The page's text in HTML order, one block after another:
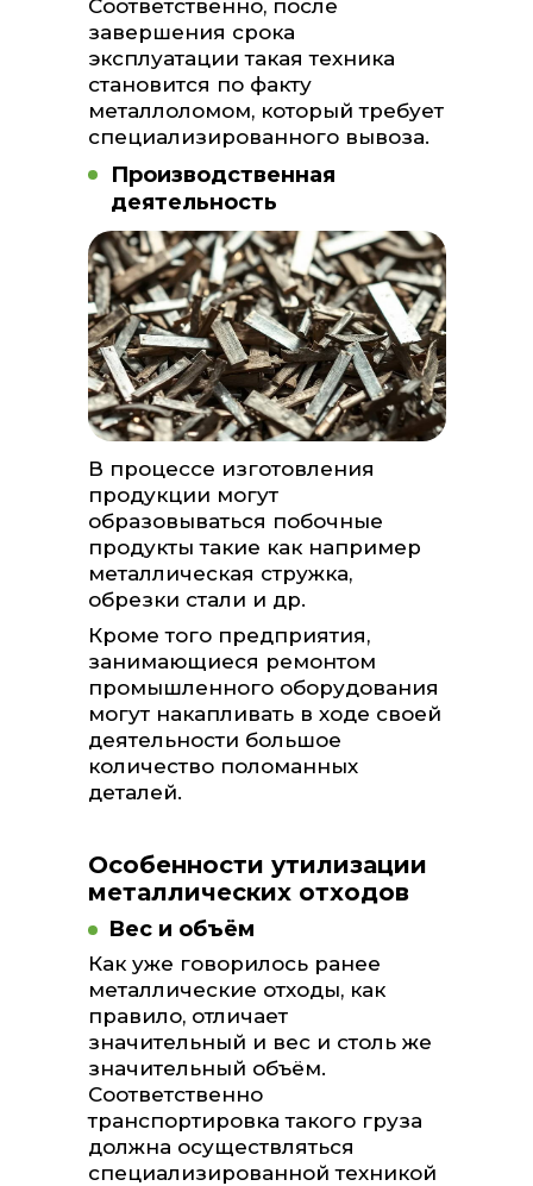
Соответственно, после
завершения срока
эксплуатации такая техника
становится по факту
металлоломом, который требует
специализированного вывоза.
В процессе изготовления
продукции могут
образовываться побочные
продукты такие как например
металлическая стружка,
обрезки стали и др.
Кроме того предприятия,
занимающиеся ремонтом
промышленного оборудования
могут накапливать в ходе своей
деятельности большое
количество поломанных
деталей.
Производственная
деятельность
Особенности утилизации
металлических отходов
Как уже говорилось ранее
металлические отходы, как
правило, отличает
значительный и вес и столь же
значительный объём.
Соответственно
транспортировка такого груза
должна осуществляться
специализированной техникой
Вес и объём